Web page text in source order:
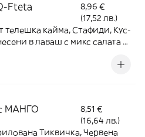
Fteta
8,96 €
(17,52 лв.)
телешка кайма, Стафиди, Кус-
в лаваш с микс салата -
МАНГО
8,51 €
(16,64 лв.)
Тиквичка, Червена